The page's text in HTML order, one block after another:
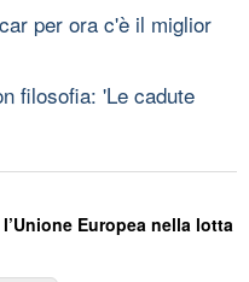
per ora c'è il miglior
filosofia: 'Le cadute
Europea nella lotta